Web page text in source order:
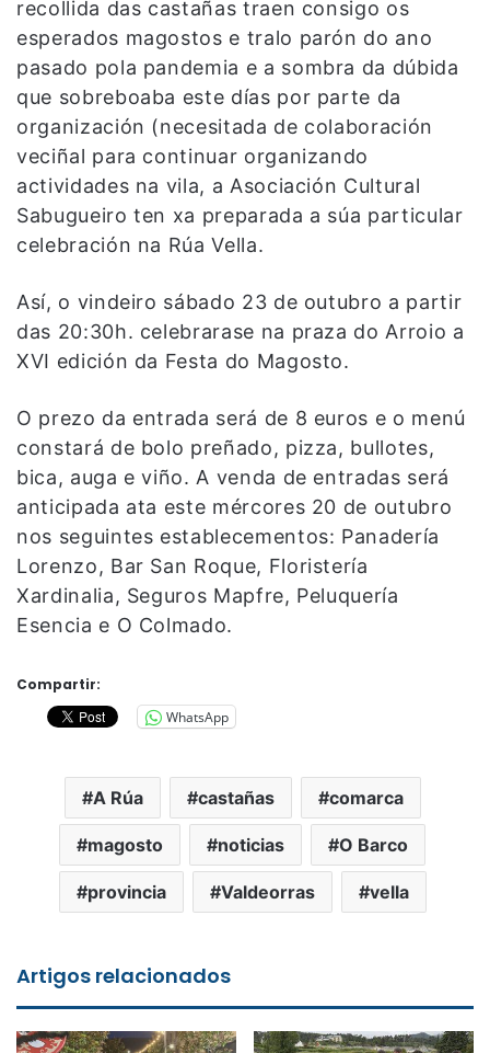
recollida das castañas traen consigo os
esperados magostos e tralo parón do ano
pasado pola pandemia e a sombra da dúbida
que sobreboaba este días por parte da
organización (necesitada de colaboración
veciñal para continuar organizando
actividades na vila, a Asociación Cultural
Sabugueiro ten xa preparada a súa particular
celebración na Rúa Vella.
Así, o vindeiro sábado 23 de outubro a partir
das 20:30h. celebrarase na praza do Arroio a
XVI edición da Festa do Magosto.
O prezo da entrada será de 8 euros e o menú
constará de bolo preñado, pizza, bullotes,
bica, auga e viño. A venda de entradas será
anticipada ata este mércores 20 de outubro
nos seguintes establecementos: Panadería
Lorenzo, Bar San Roque, Floristería
Xardinalia, Seguros Mapfre, Peluquería
Esencia e O Colmado.
Compartir:
WhatsApp
A Rúa castañas comarca
magosto noticias O Barco
provincia Valdeorras vella
Artigos relacionados